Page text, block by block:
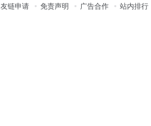
友链申请 免责声明 广告合作 站内排行